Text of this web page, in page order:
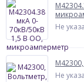
Не
Не